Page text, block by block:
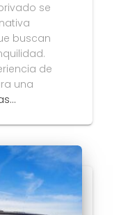
se
buscan
de
una